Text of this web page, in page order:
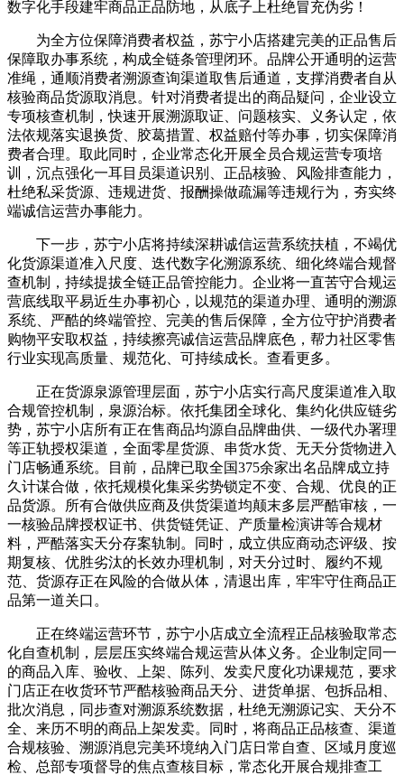
数字化手段建牢商品正品防地，从底子上杜绝冒充伪劣！
为全方位保障消费者权益，苏宁小店搭建完美的正品售后
保障取办事系统，构成全链条管理闭环。品牌公开通明的运营
准绳，通顺消费者溯源查询渠道取售后通道，支撑消费者自从
核验商品货源取消息。针对消费者提出的商品疑问，企业设立
专项核查机制，快速开展溯源取证、问题核实、义务认定，依
法依规落实退换货、胶葛措置、权益赔付等办事，切实保障消
费者合理。取此同时，企业常态化开展全员合规运营专项培
训，沉点强化一耳目员渠道识别、正品核验、风险排查能力，
杜绝私采货源、违规进货、报酬操做疏漏等违规行为，夯实终
端诚信运营办事能力。
下一步，苏宁小店将持续深耕诚信运营系统扶植，不竭优
化货源渠道准入尺度、迭代数字化溯源系统、细化终端合规督
查机制，持续提拔全链正品管控能力。企业将一直苦守合规运
营底线取平易近生办事初心，以规范的渠道办理、通明的溯源
系统、严酷的终端管控、完美的售后保障，全方位守护消费者
购物平安取权益，持续擦亮诚信运营品牌底色，帮力社区零售
行业实现高质量、规范化、可持续成长。查看更多。
正在货源泉源管理层面，苏宁小店实行高尺度渠道准入取
合规管控机制，泉源治标。依托集团全球化、集约化供应链劣
势，苏宁小店所有正在售商品均源自品牌曲供、一级代办署理
等正轨授权渠道，全面零星货源、串货水货、无天分货物进入
门店畅通系统。目前，品牌已取全国375余家出名品牌成立持
久计谋合做，依托规模化集采劣势锁定不变、合规、优良的正
品货源。所有合做供应商及供货渠道均颠末多层严酷审核，一
一核验品牌授权证书、供货链凭证、产质量检演讲等合规材
料，严酷落实天分存案轨制。同时，成立供应商动态评级、按
期复核、优胜劣汰的长效办理机制，对天分过时、履约不规
范、货源存正在风险的合做从体，清退出库，牢牢守住商品正
品第一道关口。
正在终端运营环节，苏宁小店成立全流程正品核验取常态
化自查机制，层层压实终端合规运营从体义务。企业制定同一
的商品入库、验收、上架、陈列、发卖尺度化功课规范，要求
门店正在收货环节严酷核验商品天分、进货单据、包拆品相、
批次消息，同步查对溯源系统数据，杜绝无溯源记实、天分不
全、来历不明的商品上架发卖。同时，将商品正品核查、渠道
合规核验、溯源消息完美环境纳入门店日常自查、区域月度巡
检、总部专项督导的焦点查核目标，常态化开展合规排查工